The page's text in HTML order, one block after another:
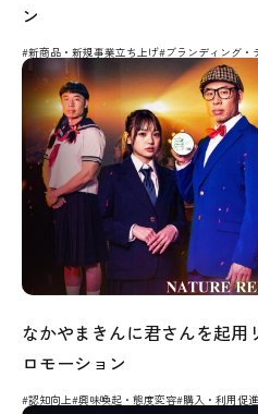
ン
#新商品・新規事業立ち上げ#ブランディング・
なかやまきんに君さんを起
ロモーション
#認知向上#興味喚起・態度変容#購入・利用促進